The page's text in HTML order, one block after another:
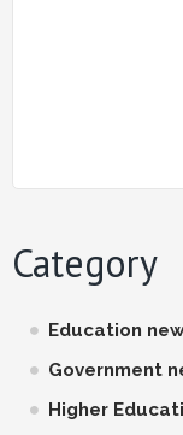
Category
Education
Government
Higher